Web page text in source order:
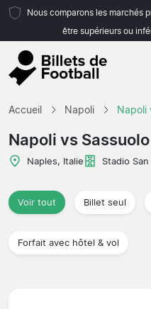
Nous comparons les marchés
être supérieurs ou
Accueil Napoli Napoli
Napoli vs Sassuolo
Naples, Italie Stadio San
Voir tout Billet seul
Forfait avec hôtel & vol